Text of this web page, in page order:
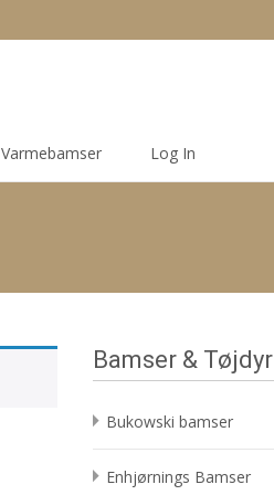
Varmebamser Log In
Bamser & Tøjdyr
Bukowski bamser
Enhjørnings Bamser